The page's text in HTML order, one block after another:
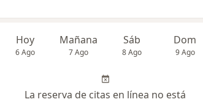
Hoy
6 Ago
Mañana
7 Ago
Sáb
8 Ago
Dom
9 Ago
La reserva de citas en línea no está